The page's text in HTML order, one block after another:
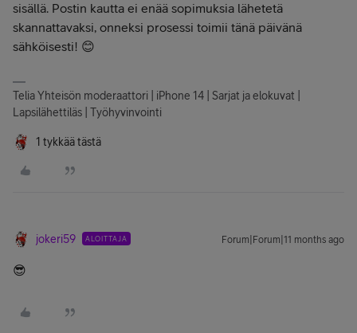
sisällä. Postin kautta ei enää sopimuksia lähetetä
skannattavaksi, onneksi prosessi toimii tänä päivänä
sähköisesti! 😊
Telia Yhteisön moderaattori | iPhone 14 | Sarjat ja elokuvat |
Lapsilähettiläs | Työhyvinvointi
1 tykkää tästä
jokeri59 ALOITTAJA Forum|Forum|11 months ago
😎